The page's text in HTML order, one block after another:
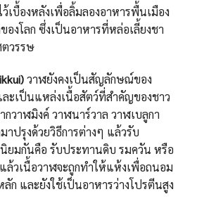
เบื้องหลังเพื่อลิ้มลองอาหารพื้นเมือง
งโลก ซึ่งเป็นอาหารที่หล่อเลี้ยงชา
วรรษ
วาฬยังคงเป็นสัญลักษณ์ของ
ะเป็นแหล่งเนื้อสัตว์ที่สำคัญของชาว
กวาฬมิงค์ วาฬนาร์วาล วาฬเบลูกา
ปรุงด้วยวิธีการต่างๆ แล้วรับ
ยมกันคือ รับประทานดิบ รมควัน หรือ
วเนื้อวาฬจะถูกทำให้แห้งเพื่อถนอม
ก และยังใช้เป็นอาหารว่างโปรตีนสูง